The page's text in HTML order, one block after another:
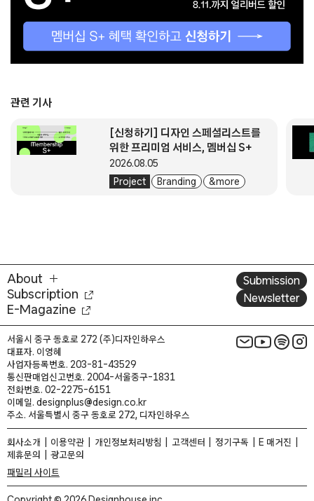
관련 기사
Project Branding & more
[신청하기] 디자인 스페셜리스트를
위한 프리미엄 서비스, 멤버십 S+
2026.08.05
About
Subscription
E-Magazine
Submission
Newsletter
서울시 중구 동호로 272 (주)디자인하우스
대표자. 이영혜
사업자등록번호. 203-81-43529
통신판매업신고번호. 2004-서울중구-1831
전화번호. 02-2275-6151
이메일. designplus@design.co.kr
주소. 서울특별시 중구 동호로 272, 디자인하우스
회사소개 이용약관 개인정보처리방침 고객센터 정기구독
E 매거진
제휴문의
광고문의
패밀리 사이트